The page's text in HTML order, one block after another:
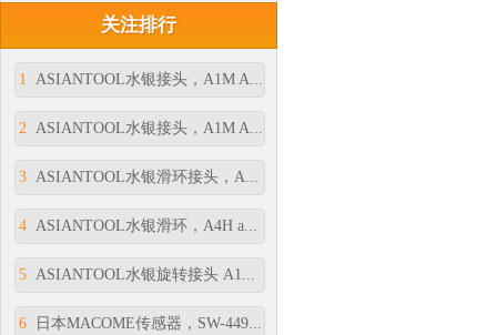
关注排行
1 ASIANTOOL水银接头，A1M A...
2 ASIANTOOL水银接头，A1M A...
3 ASIANTOOL水银滑环接头，A...
4 ASIANTOOL水银滑环，A4H a...
5 ASIANTOOL水银旋转接头 A1...
6 日本MACOME传感器，SW-449...